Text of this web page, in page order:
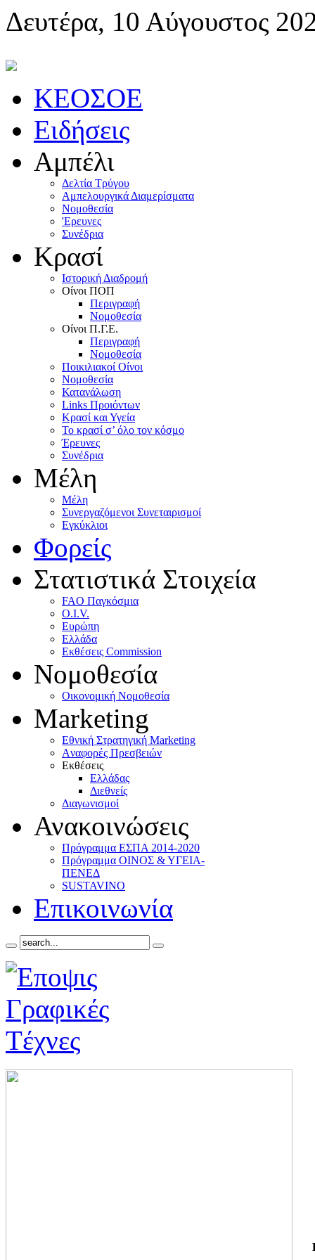
Δευτέρα, 10 Αύγουστος
KEOΣOE
Ειδήσεις
Αμπέλι
Δελτία Τρύγου
Αμπελουργικά Διαμερίσματα
Nομοθεσία
'Eρευνες
Συνέδρια
Κρασί
Iστορική Διαδρομή
Oίνοι ΠOΠ
Περιγραφή
Nομοθεσία
Oίνοι Π.Γ.E.
Περιγραφή
Νομοθεσία
Ποικιλιακοί Oίνοι
Nομοθεσία
Κατανάλωση
Links Προιόντων
Κρασί και Υγεία
To κρασί σ’ όλο τον κόσμο
Έρευνες
Συνέδρια
Μέλη
Mέλη
Συνεργαζόμενοι Συνεταιρισμοί
Εγκύκλιοι
Φορείς
Στατιστικά Στοιχεία
FAO Παγκόσμια
O.I.V.
Ευρώπη
Ελλάδα
Eκθέσεις Commission
Νομοθεσία
Οικονομική Νομοθεσία
Marketing
Eθνική Στρατηγική Marketing
Aναφορές Πρεσβειών
Eκθέσεις
Eλλάδας
Διεθνείς
Διαγωνισμοί
Ανακοινώσεις
Πρόγραμμα ΕΣΠΑ 2014-2020
Πρόγραμμα ΟΙΝΟΣ & ΥΓΕΙΑ-
ΠΕΝΕΔ
SUSTAVINO
Επικοινωνία